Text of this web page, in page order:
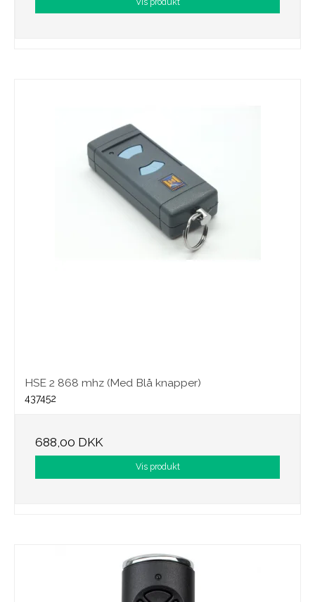
HSE 2 868 mhz (Med Blå knapper)
437452
688,00 DKK
Vis produkt